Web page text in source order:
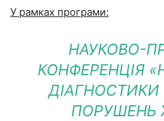
У рамках програми:
НАУКОВО-
КОНФЕРЕНЦІЯ
ДІАГНОСТИКИ
ПОРУШЕНЬ